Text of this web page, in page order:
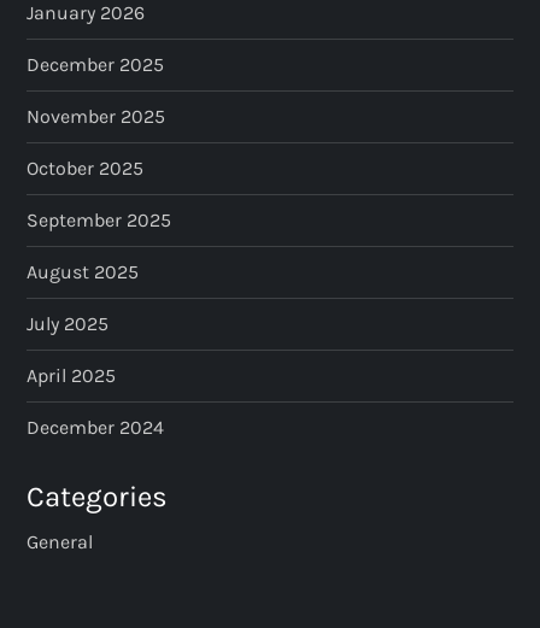
January 2026
December 2025
November 2025
October 2025
September 2025
August 2025
July 2025
April 2025
December 2024
Categories
General